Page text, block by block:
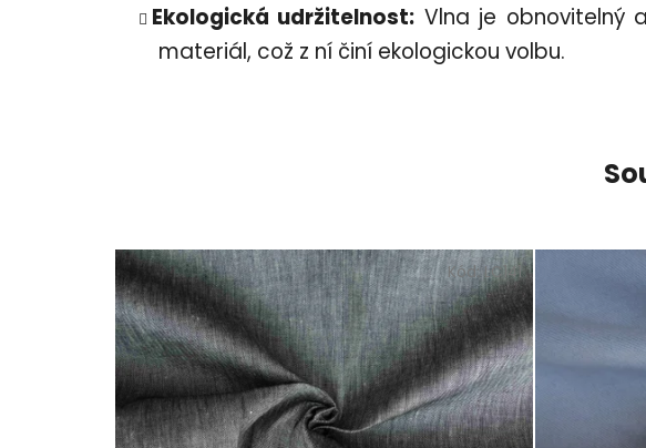
Ekologická udržitelnost: Vlna je obnovitelný
materiál, což z ní činí ekologickou volbu.
Kód:LC141